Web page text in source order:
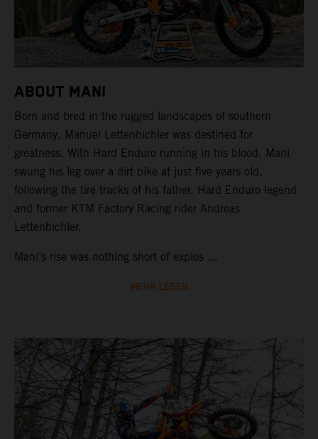
ABOUT MANI
Born and bred in the rugged landscapes of southern
Germany, Manuel Lettenbichler was destined for
greatness. With Hard Enduro running in his blood, Mani
swung his leg over a dirt bike at just five years old,
following the tire tracks of his father, Hard Enduro legend
and former KTM Factory Racing rider Andreas
Lettenbichler.
Mani’s rise was nothing short of explos ...
MEHR LESEN